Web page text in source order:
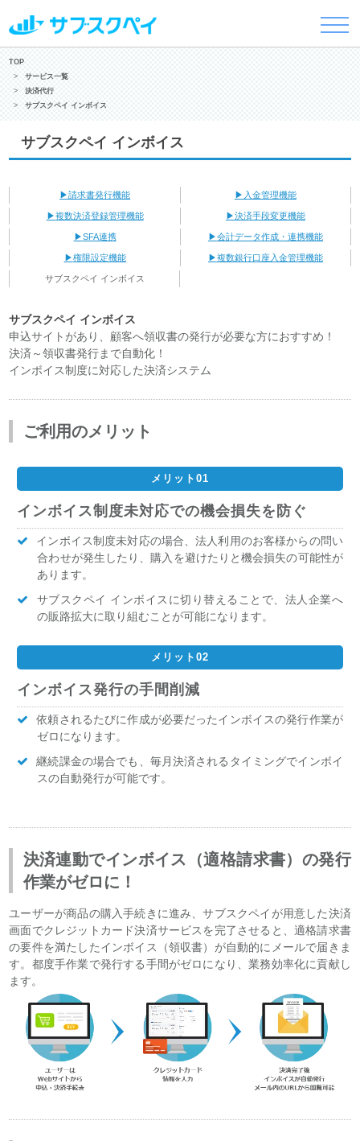
TOP
サービス一覧
決済代行
サブスクペイ インボイス
サブスクペイ インボイス
請求書発行機能 入金管理機能
複数決済登録管理機能 決済手段変更機能
SFA連携 会計データ作成・連携機能
権限設定機能 複数銀行口座入金管理機能
サブスクペイ インボイス
サブスクペイ インボイス
申込サイトがあり、顧客へ領収書の発行が必要な方におすすめ！
決済～領収書発行まで自動化！
インボイス制度に対応した決済システム
ご利用のメリット
インボイス制度未対応での機会損失を防ぐ
インボイス制度未対応の場合、法人利用のお客様からの問い
合わせが発生したり、購入を避けたりと機会損失の可能性が
あります。
サブスクペイ インボイスに切り替えることで、法人企業へ
の販路拡大に取り組むことが可能になります。
インボイス発行の手間削減
依頼されるたびに作成が必要だったインボイスの発行作業が
ゼロになります。
継続課金の場合でも、毎月決済されるタイミングでインボイ
スの自動発行が可能です。
決済連動でインボイス（適格請求書）の発行
作業がゼロに！
ユーザーが商品の購入手続きに進み、サブスクペイが用意した決済
画面でクレジットカード決済サービスを完了させると、適格請求書
の要件を満たしたインボイス（領収書）が自動的にメールで届きま
す。都度手作業で発行する手間がゼロになり、業務効率化に貢献し
ます。